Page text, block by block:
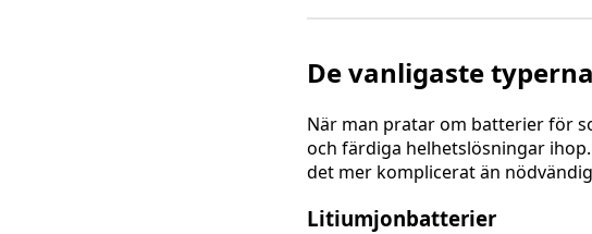
De vanligaste
När man pratar om batterier för
och färdiga helhetslösningar
det mer komplicerat än
Litiumjonbatterier